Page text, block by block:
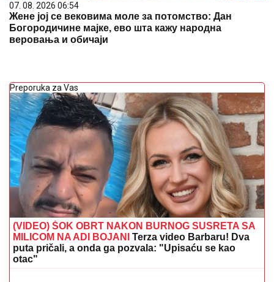
07. 08. 2026 06:54
Жене јој се вековима моле за потомство: Дан
Богородичине мајке, ево шта кажу народна
веровања и обичаји
Preporuka za Vas
(VIDEO) ŠOK OBRT NAKON BURNOG SUSRETA SA
MILICOM NA ADI BOJANI
Terza video Barbaru! Dva
puta pričali, a onda ga pozvala: "Upisaću se kao
otac"